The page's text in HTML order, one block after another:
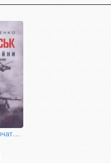
Слов’янськ. Початок війни